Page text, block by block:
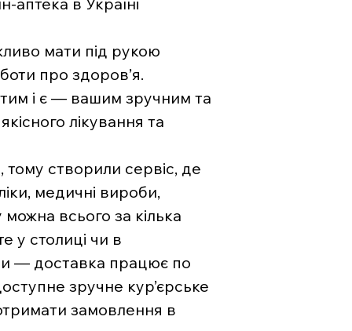
мати під рукою
про здоров’я.
і є — вашим зручним та
лікування та
створили сервіс, де
медичні вироби,
всього за кілька
у столиці чи в
— доставка працює по
зручне кур’єрське
замовлення в